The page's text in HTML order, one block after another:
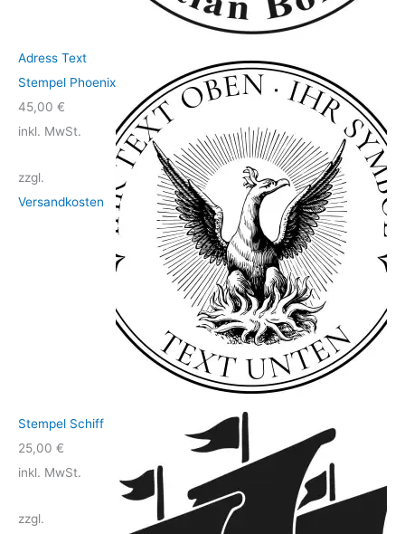
Adress Text
Stempel Phoenix
45,00 €
inkl. MwSt.
zzgl.
Versandkosten
Stempel Schiff
25,00 €
inkl. MwSt.
zzgl.